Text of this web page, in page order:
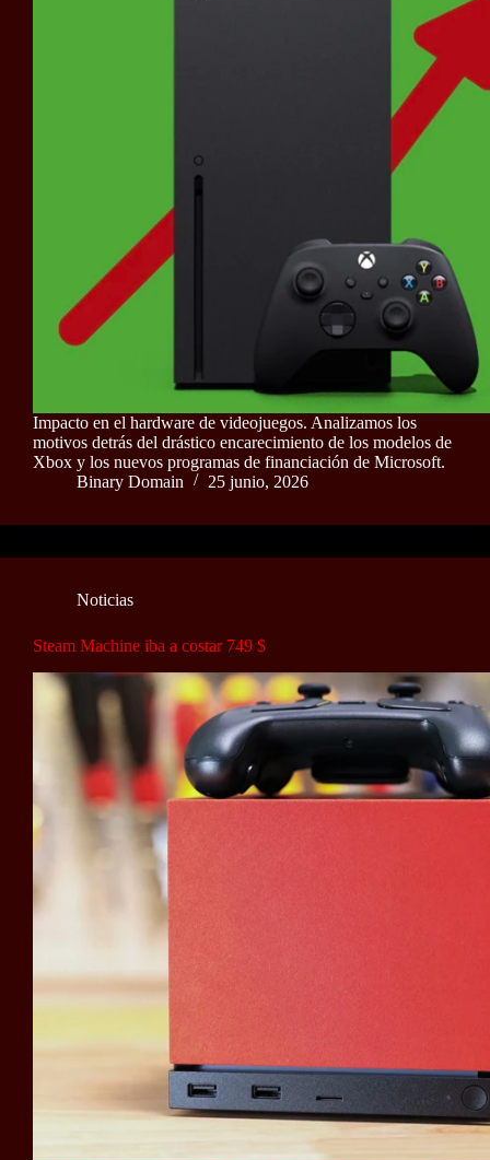
Impacto en el hardware de videojuegos. Analizamos los
motivos detrás del drástico encarecimiento de los modelos de
Xbox y los nuevos programas de financiación de Microsoft.
Binary Domain
25 junio, 2026
Noticias
Steam Machine iba a costar 749 $